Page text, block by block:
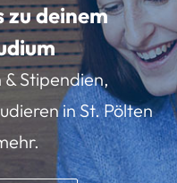
zu deinem
Stipendien,
in St. Pölten